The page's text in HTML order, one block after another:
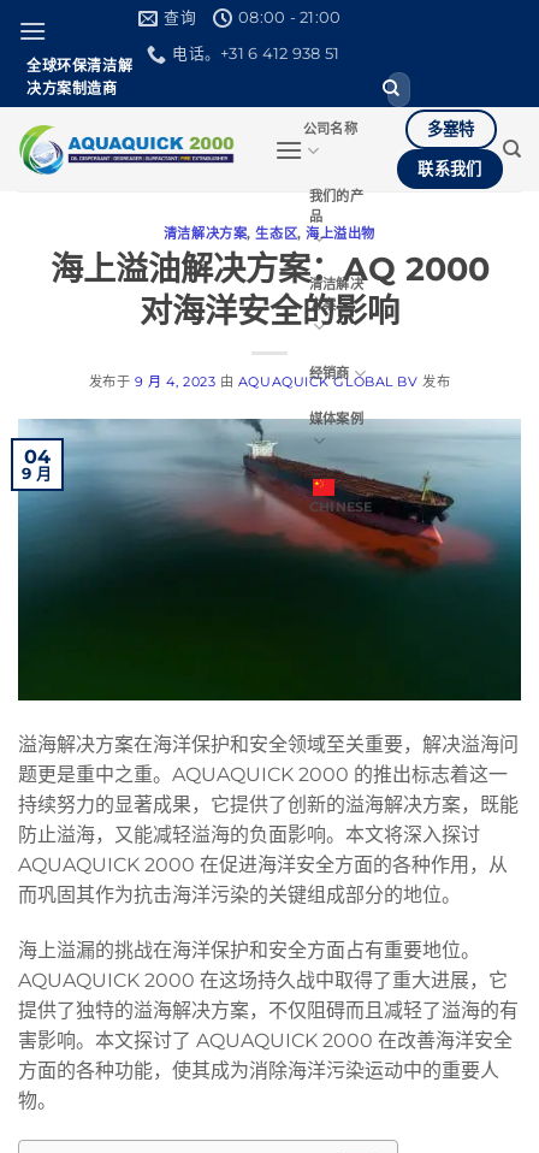
容
全球环保清洁解
决方案制造商
查询
08:00 - 21:00
电话。+31 6 412 938 51
搜
索。
公司名称
我们的产
品
清洁解决
方案
经销商
媒体案例
CHINESE
多塞特
联系我们
清洁解决方案,生态区,海上溢出物
海上溢油解决方案：AQ 2000
对海洋安全的影响
发布于9 月 4, 2023 由 AQUAQUICK GLOBAL BV 发布
04
9 月
溢海解决方案在海洋保护和安全领域至关重要，解决溢海问
题更是重中之重。AQUAQUICK 2000 的推出标志着这一
持续努力的显著成果，它提供了创新的溢海解决方案，既能
防止溢海，又能减轻溢海的负面影响。本文将深入探讨
AQUAQUICK 2000 在促进海洋安全方面的各种作用，从
而巩固其作为抗击海洋污染的关键组成部分的地位。
海上溢漏的挑战在海洋保护和安全方面占有重要地位。
AQUAQUICK 2000 在这场持久战中取得了重大进展，它
提供了独特的溢海解决方案，不仅阻碍而且减轻了溢海的有
害影响。本文探讨了 AQUAQUICK 2000 在改善海洋安全
方面的各种功能，使其成为消除海洋污染运动中的重要人
物。